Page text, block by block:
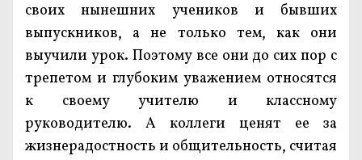
своих нынешних учеников и бывших
выпускников, а не только тем, как они
выучили урок. Поэтому все они до сих пор с
трепетом и глубоким уважением относятся
к своему учителю и классному
руководителю. А коллеги ценят ее за
жизнерадостность и общительность, считая